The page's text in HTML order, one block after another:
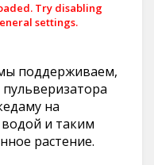
Try disabling
settings.
поддерживаем,
на
и таким
растение.